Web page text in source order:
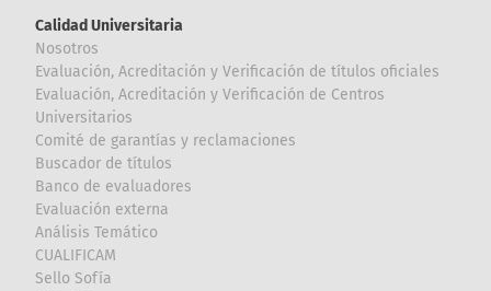
Calidad Universitaria
Nosotros
Evaluación, Acreditación y Verificación de títulos oficiales
Evaluación, Acreditación y Verificación de Centros
Universitarios
Comité de garantías y reclamaciones
Buscador de títulos
Banco de evaluadores
Evaluación externa
Análisis Temático
CUALIFICAM
Sello Sofía